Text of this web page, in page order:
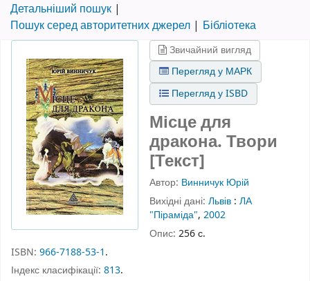
Детальніший пошук
Пошук серед авторитетних джерел
Бібліотека
Звичайний вигляд
Перегляд у МАРК
Перегляд у ISBD
Місце для
дракона. Твори
[Текст]
Автор: Винничук Юрій
Вихідні дані: Львів : ЛА
"Піраміда", 2002
Опис: 256 с.
ISBN: 966-7188-53-1.
Індекс класифікації: 813.